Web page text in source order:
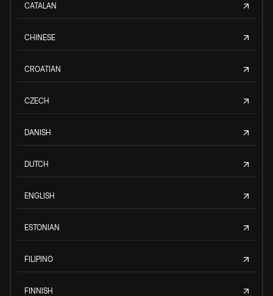
CATALAN
CHINESE
CROATIAN
CZECH
DANISH
DUTCH
ENGLISH
ESTONIAN
FILIPINO
FINNISH